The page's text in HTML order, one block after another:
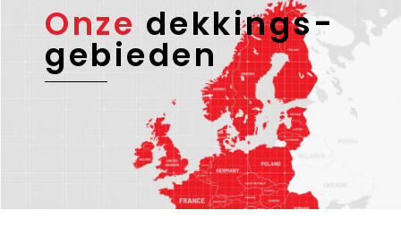
Onze dekkings-
gebieden